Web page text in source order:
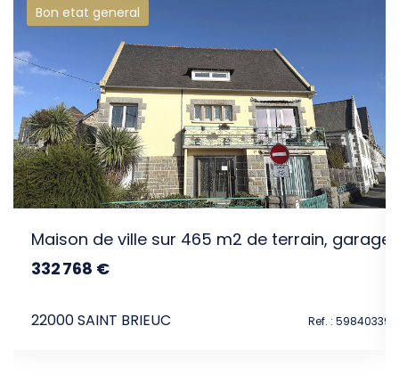
intéresser
Bon etat general
Maison de ville sur 465 m2 de terrain, garage
332 768 €
22000 SAINT BRIEUC Ref. : 59840339